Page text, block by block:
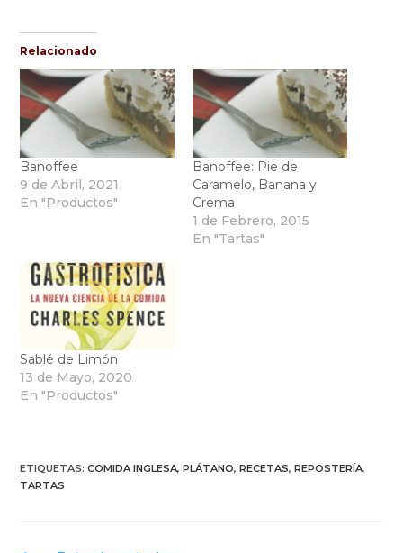
Relacionado
Banoffee
9 de Abril, 2021
En "Productos"
Banoffee: Pie de
Caramelo, Banana y
Crema
1 de Febrero, 2015
En "Tartas"
Sablé de Limón
13 de Mayo, 2020
En "Productos"
ETIQUETAS:COMIDA INGLESA, PLÁTANO, RECETAS, REPOSTERÍA,
TARTAS